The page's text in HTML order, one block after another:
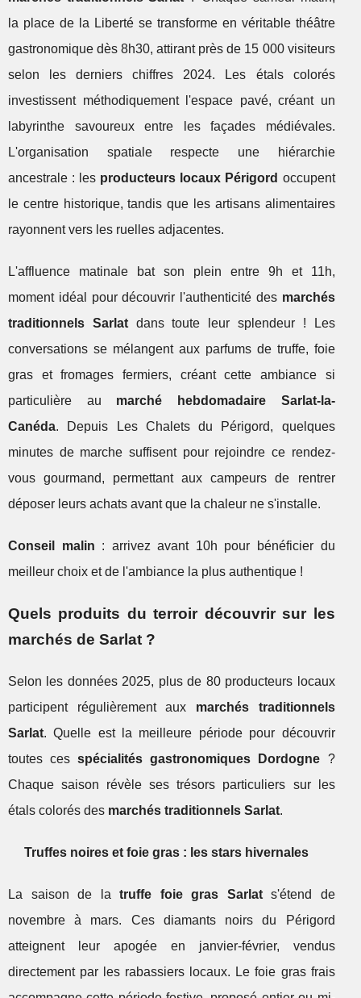
la place de la Liberté se transforme en véritable théâtre
gastronomique dès 8h30, attirant près de 15 000 visiteurs
selon les derniers chiffres 2024. Les étals colorés
investissent méthodiquement l'espace pavé, créant un
labyrinthe savoureux entre les façades médiévales.
L'organisation spatiale respecte une hiérarchie
ancestrale : les producteurs locaux Périgord occupent
le centre historique, tandis que les artisans alimentaires
rayonnent vers les ruelles adjacentes.
L'affluence matinale bat son plein entre 9h et 11h,
moment idéal pour découvrir l'authenticité des marchés
traditionnels Sarlatdans toute leur splendeur ! Les
conversations se mélangent aux parfums de truffe, foie
gras et fromages fermiers, créant cette ambiance si
particulière au marché hebdomadaire Sarlat-la-
Canéda. Depuis Les Chalets du Périgord, quelques
minutes de marche suffisent pour rejoindre ce rendez-
vous gourmand, permettant aux campeurs de rentrer
déposer leurs achats avant que la chaleur ne s'installe.
Conseil malin : arrivez avant 10h pour bénéficier du
meilleur choix et de l'ambiance la plus authentique !
Quels produits du terroir découvrir sur les
marchés de Sarlat ?
Selon les données 2025, plus de 80 producteurs locaux
participent régulièrement aux marchés traditionnels
Sarlat. Quelle est la meilleure période pour découvrir
toutes cesspécialités gastronomiques Dordogne ?
Chaque saison révèle ses trésors particuliers sur les
étals colorés des marchés traditionnels Sarlat.
Truffes noires et foie gras : les stars hivernales
La saison de latruffe foie gras Sarlats'étend de
novembre à mars. Ces diamants noirs du Périgord
atteignent leur apogée en janvier-février, vendus
directement par les rabassiers locaux. Le foie gras frais